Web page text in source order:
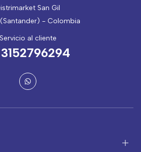
San Gil
(Santander) - Colombia
Servicio al cliente
3152796294